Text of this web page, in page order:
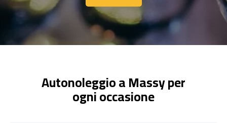
Contattaci
Autonoleggio a Massy per
ogni occasione